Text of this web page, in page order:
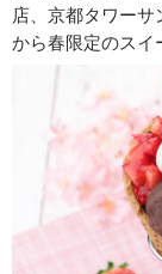
店、京都タワー
から春限定のスイ